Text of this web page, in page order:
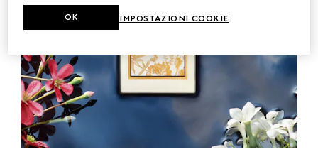
IMPOSTAZIONI COOKIE
OK